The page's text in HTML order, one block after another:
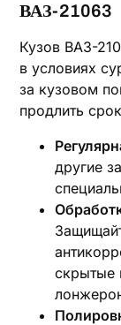
ВАЗ-21063
Кузов ВАЗ-
в условиях
за кузовом
продлить
другие
скрытые